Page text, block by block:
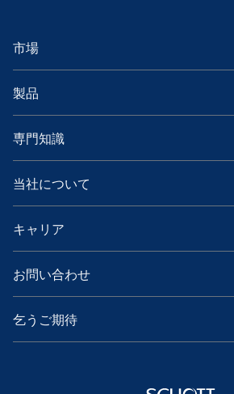
市場
製品
専門知識
当社について
キャリア
お問い合わせ
乞うご期待